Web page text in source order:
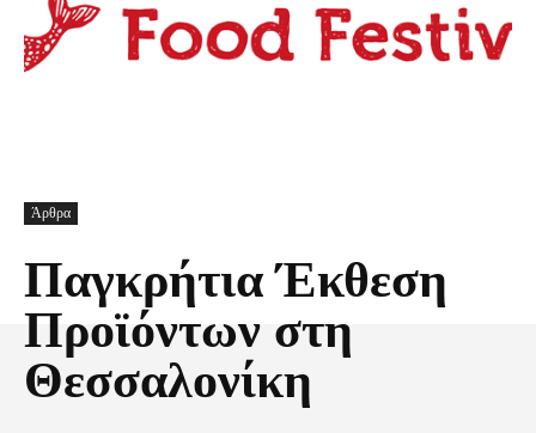
Άρθρα
Παγκρήτια Έκθεση
Προϊόντων στη
Θεσσαλονίκη